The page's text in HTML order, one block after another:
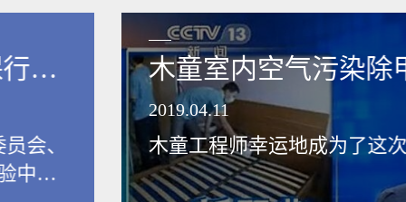
业
会、
中
木童室内空气污染
领健康新生活
2019.04.11
木童工程师幸运地成为了这